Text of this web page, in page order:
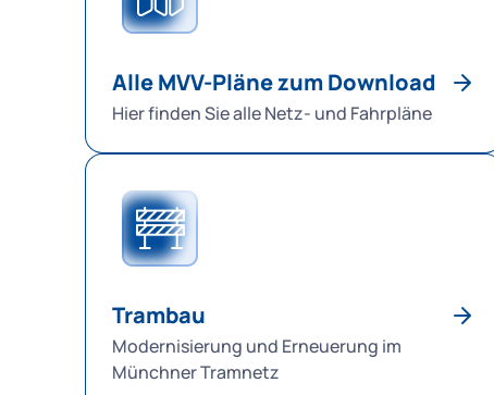
Alle MVV-Pläne zum Download
Hier finden Sie alle Netz- und Fahrpläne
Trambau
Modernisierung und Erneuerung im
Münchner Tramnetz